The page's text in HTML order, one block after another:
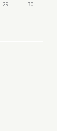
29 30